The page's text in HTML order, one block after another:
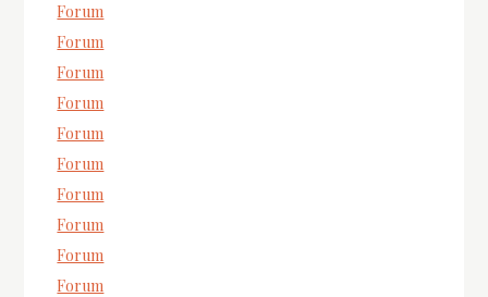
Forum
Forum
Forum
Forum
Forum
Forum
Forum
Forum
Forum
Forum